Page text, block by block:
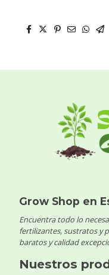
Grow Shop en
Encuentra todo lo
fertilizantes, sustratos y
baratos y calidad
Nuestros